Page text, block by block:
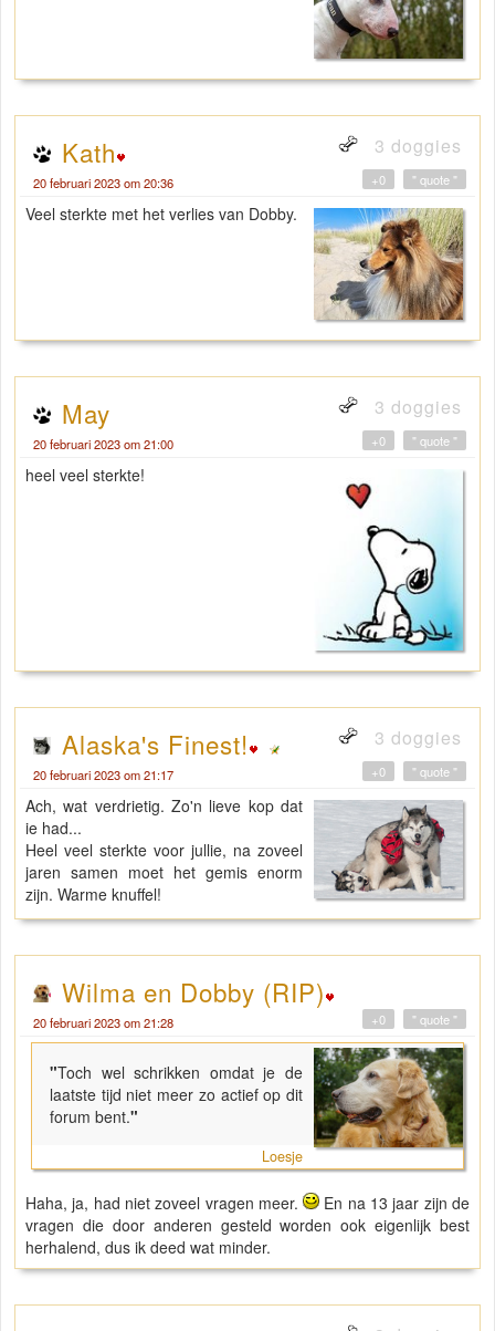
Kath 3 doggies
20 februari 2023 om 20:36 " quote "
+0
Veel sterkte met het verlies van Dobby.
May 3 doggies
20 februari 2023 om 21:00 " quote "
+0
heel veel sterkte!
Alaska's Finest! 3 doggies
20 februari 2023 om 21:17 " quote "
+0
Ach, wat verdrietig. Zo'n lieve kop dat
ie had...
Heel veel sterkte voor jullie, na zoveel
jaren samen moet het gemis enorm
zijn. Warme knuffel!
Wilma en Dobby (RIP)
20 februari 2023 om 21:28 " quote "
+0
"Toch wel schrikken omdat je de
laatste tijd niet meer zo actief op dit
forum bent."
Loesje
Haha, ja, had niet zoveel vragen meer.
En na 13 jaar zijn de
vragen die door anderen gesteld worden ook eigenlijk best
herhalend, dus ik deed wat minder.